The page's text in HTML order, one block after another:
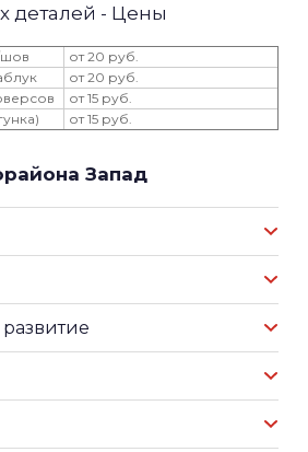
деталей - Цены
от 20 руб.
от 20 руб.
от 15 руб.
от 15 руб.
Запад